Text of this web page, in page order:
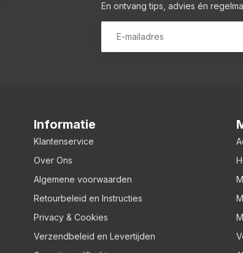
En ontvang tips, advies én
Informatie
Klantenservice
Over Ons
Algemene voorwaarden
Retourbeleid en Instructies
Privacy & Cookies
Verzendbeleid en Levertijden